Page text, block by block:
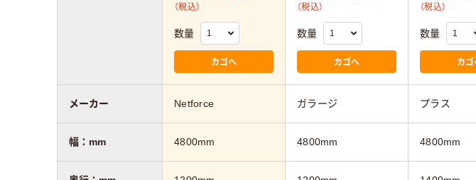
（税込）
数量
カゴへ
（税込）
数量
カゴへ
（税込）
数量
カ
Netforce ガラージ プラス
4800mm 4800mm 4800mm
メーカー
幅：mm